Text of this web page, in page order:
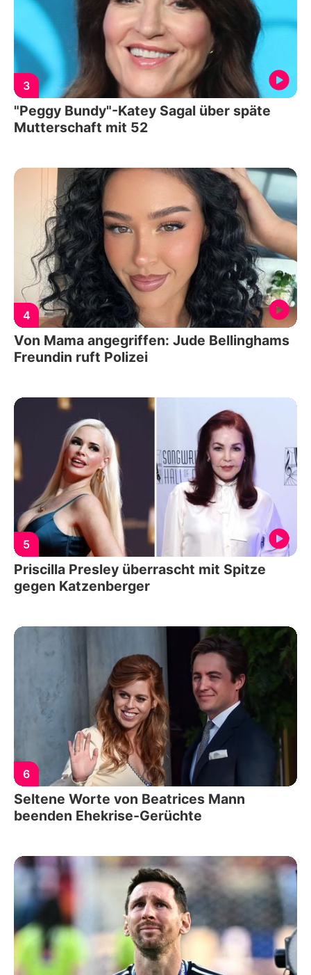
3
"Peggy Bundy"-Katey Sagal über späte
Mutterschaft mit 52
4
Von Mama angegriffen: Jude Bellinghams
Freundin ruft Polizei
5
Priscilla Presley überrascht mit Spitze
gegen Katzenberger
6
Seltene Worte von Beatrices Mann
beenden Ehekrise-Gerüchte